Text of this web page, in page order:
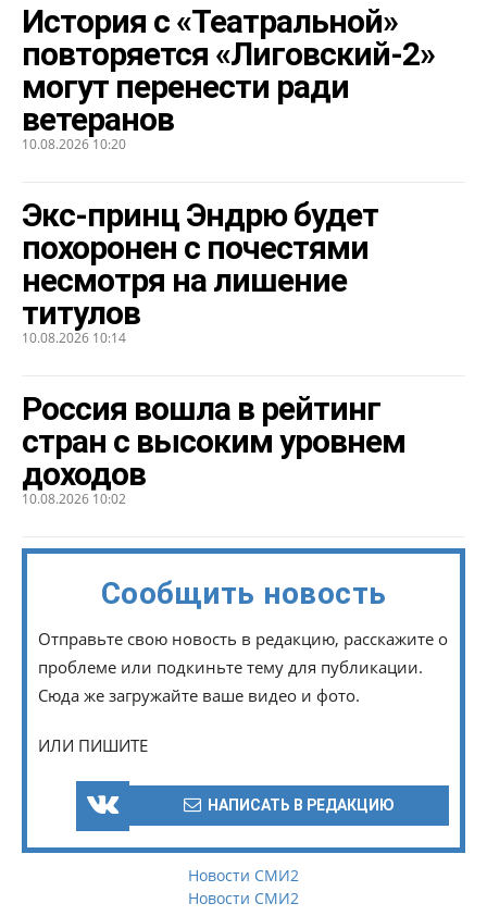
История с «Театральной»
повторяется «Лиговский-2»
могут перенести ради
ветеранов
10.08.2026 10:20
Экс-принц Эндрю будет
похоронен с почестями
несмотря на лишение
титулов
10.08.2026 10:14
Россия вошла в рейтинг
стран с высоким уровнем
доходов
10.08.2026 10:02
Сообщить новость
Отправьте свою новость в редакцию, расскажите о
проблеме или подкиньте тему для публикации.
Сюда же загружайте ваше видео и фото.
ИЛИ ПИШИТЕ
НАПИСАТЬ В РЕДАКЦИЮ
Новости СМИ2
Новости СМИ2